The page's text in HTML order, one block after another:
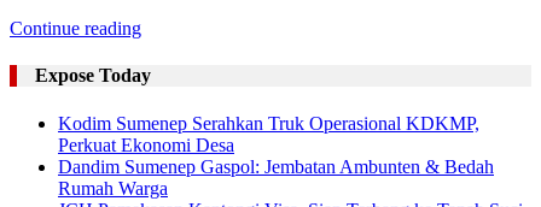
Continue reading
Expose Today
Kodim Sumenep Serahkan Truk Operasional KDKMP,
Perkuat Ekonomi Desa
Dandim Sumenep Gaspol: Jembatan Ambunten & Bedah
Rumah Warga